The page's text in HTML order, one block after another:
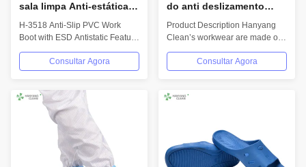
sala limpa Anti-estática
PVC Botas de trabalho H-
3518
H-3518 Anti-Slip PVC Work
Boot with ESD Antistatic Feature
Product Overview Professional...
Consultar Agora
do anti deslizamento
sapata antiestática do
laboratório da segurança
limpeza para a oficina
Product Description Hanyang
Clean’s workwear are made of
top quality materials,which
comply with...Consultar Agora